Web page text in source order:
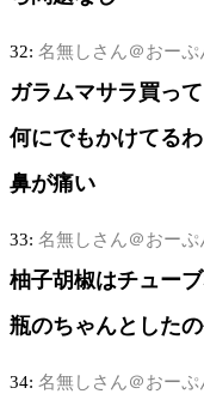
32: 名無しさん＠おーぷ
ガラムマサラ買っ
何にでもかけてるわ
鼻が痛い
33: 名無しさん＠おーぷ
柚子胡椒はチュー
瓶のちゃんとした
34: 名無しさん＠おーぷ